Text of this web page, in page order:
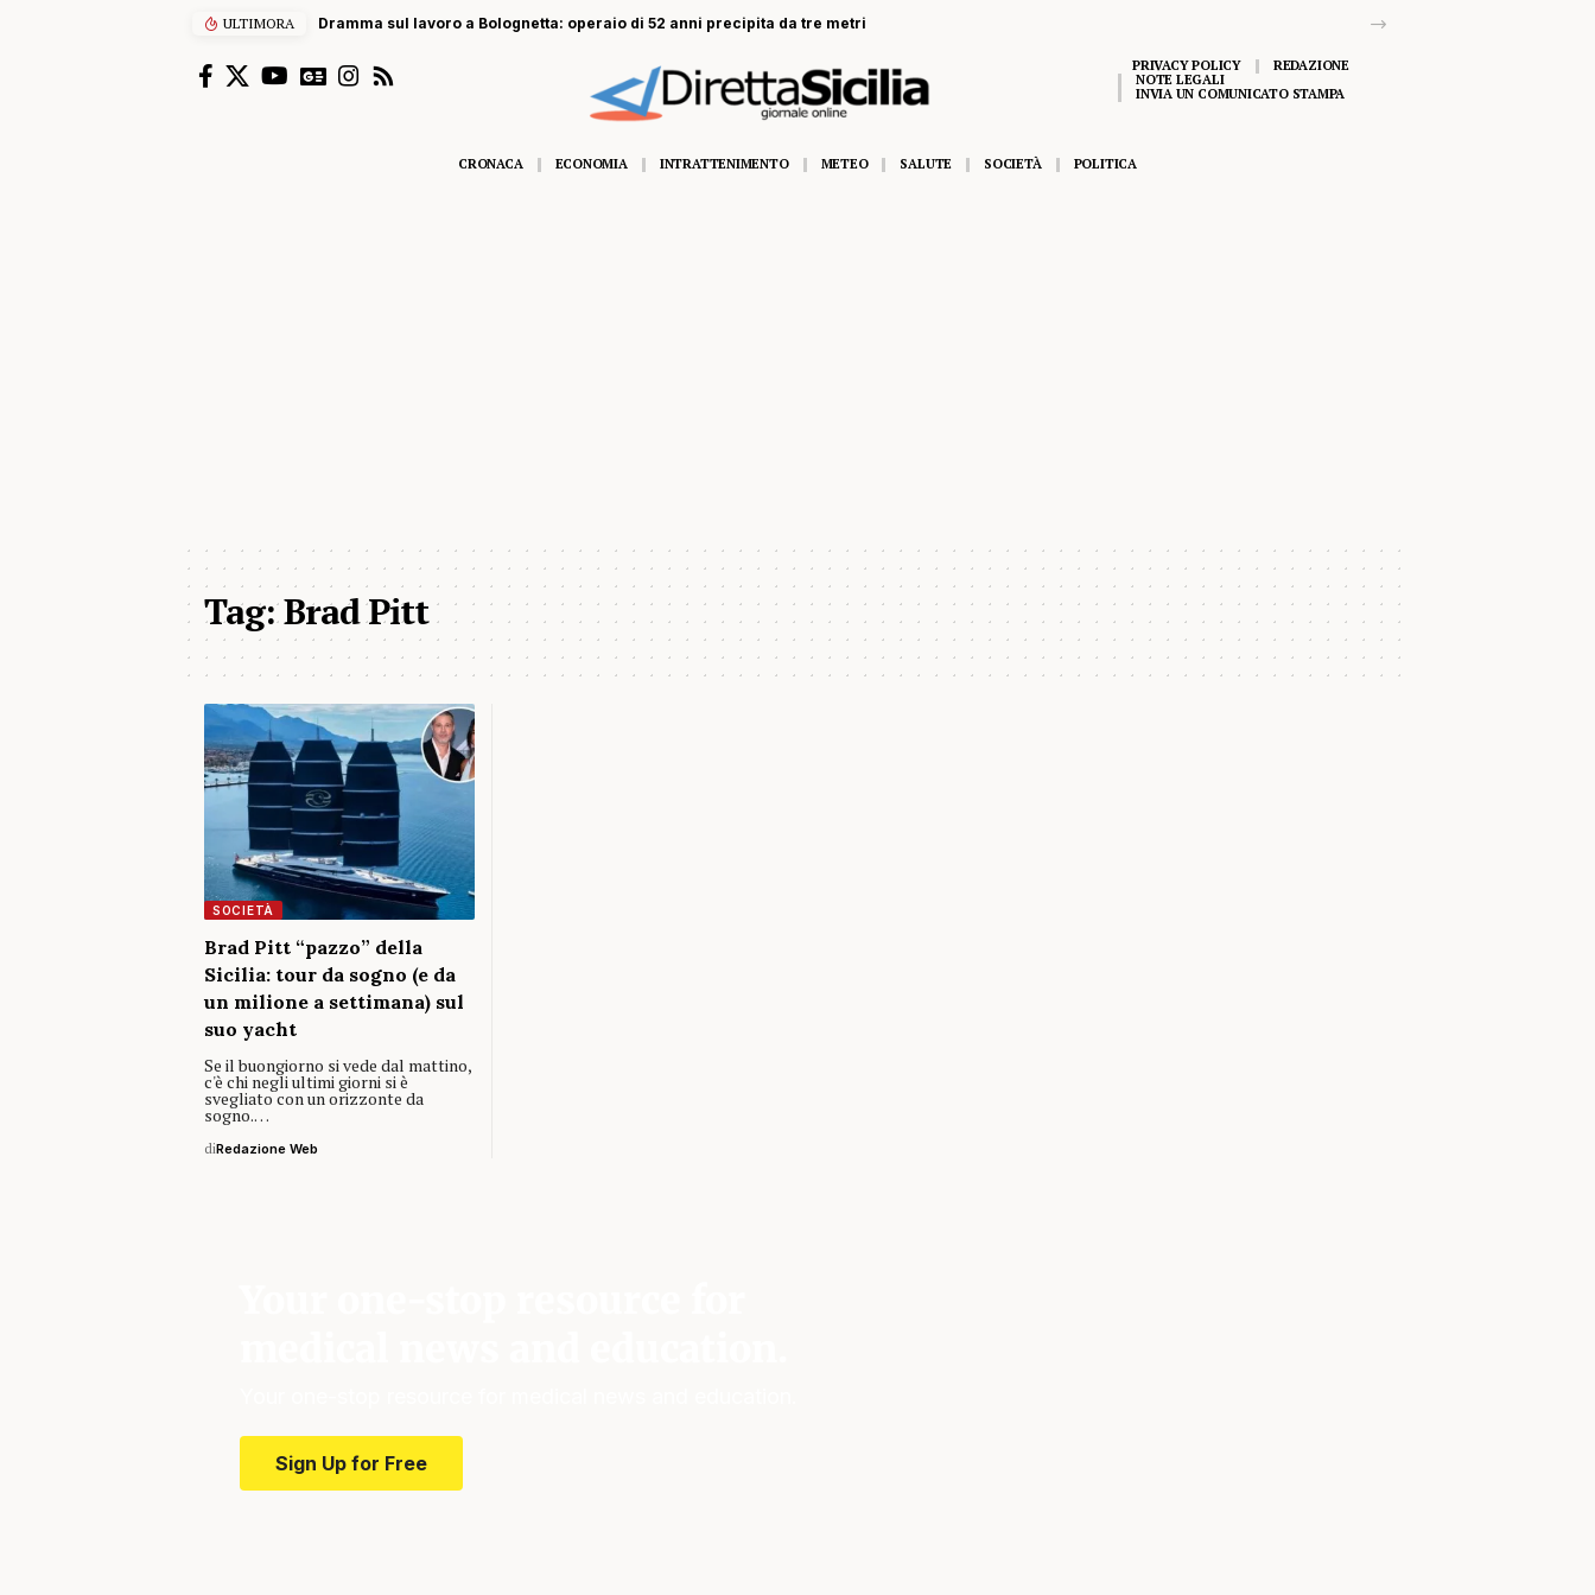
ULTIMORA Dramma sul lavoro a Bolognetta: operaio di 52 anni precipita da tre metri
PRIVACY POLICY
REDAZIONE
NOTE LEGALI
INVIA UN COMUNICATO STAMPA
CRONACA ECONOMIA INTRATTENIMENTO METEO SALUTE SOCIETÀ POLITICA
Tag:Brad Pitt
SOCIETÀ
Brad Pitt “pazzo” della
Sicilia: tour da sogno (e da
un milione a settimana) sul
suo yacht
Se il buongiorno si vede dal mattino,
c'è chi negli ultimi giorni si è
svegliato con un orizzonte da
sogno.…
diRedazione Web
Sign Up for Free